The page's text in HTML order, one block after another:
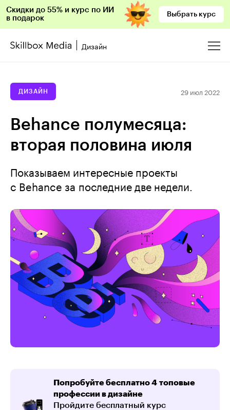
Скидки до 55% и курс по ИИ
в подарок
Выбрать курс
Дизайн
ДИЗАЙН 29 июл 2022
Behance полумесяца:
вторая половина июля
Показываем интересные проекты
с Behance за последние две недели.
Попробуйте бесплатно 4 топовые
профессии в дизайне
Пройдите бесплатный курс